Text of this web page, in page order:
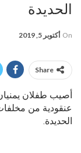
الحديدة
On أكتوبر 5, 2019
Share
أصيب طفلان
عنقودية من
الحديدة.